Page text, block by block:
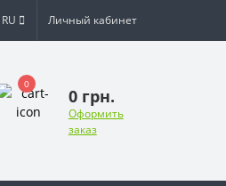
RU Личный кабинет
0
0 грн.
Оформить
заказ